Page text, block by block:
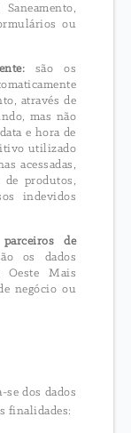
ou
são os
através de
mas não
e hora de
utilizado
acessadas,
produtos,
indevidos
de
os dados
Oeste Mais
negócio ou
dos dados
finalidades: